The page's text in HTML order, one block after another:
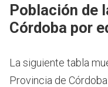
Población de
Córdoba por
La siguiente tabla
Provincia de